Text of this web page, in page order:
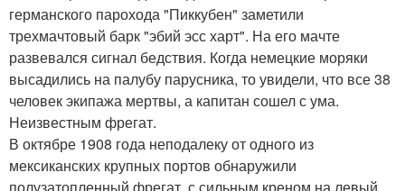
германского парохода "Пиккубен" заметили
трехмачтовый барк "эбий эсс харт". На его мачте
развевался сигнал бедствия. Когда немецкие моряки
высадились на палубу парусника, то увидели, что все 38
человек экипажа мертвы, а капитан сошел с ума.
Неизвестным фрегат.
В октябре 1908 года неподалеку от одного из
мексиканских крупных портов обнаружили
полузатопленный фрегат, с сильным креном на левый